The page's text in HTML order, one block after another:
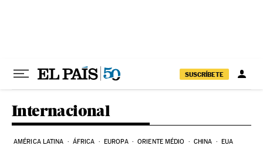
SUSCRÍBETE
Internacional
AMÉRICA LATINA ÁFRICA EUROPA ORIENTE MÉDIO CHINA EUA